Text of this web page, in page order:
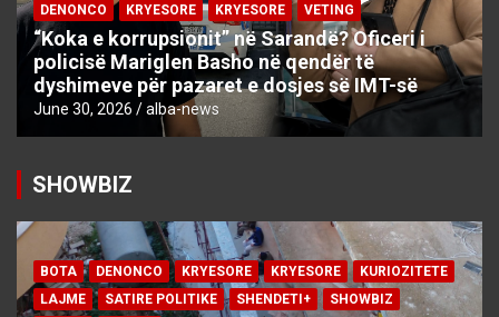
DENONCO KRYESORE KRYESORE VETING
“Koka e korrupsionit” në Sarandë? Oficeri i
policisë Mariglen Basho në qendër të
dyshimeve për pazaret e dosjes së IMT-së
June 30, 2026 alba-news
SHOWBIZ
BOTA DENONCO KRYESORE KRYESORE
KURIOZITETE
LAJME
SATIRE POLITIKE SHENDETI+
SHOWBIZ